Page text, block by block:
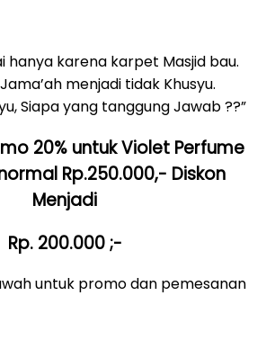
hanya karena karpet Masjid bau.
menjadi tidak Khusyu.
Siapa yang tanggung Jawab ??”
20% untuk Violet Perfume
Rp.250.000,- Diskon
Menjadi
Rp. 200.000 ;-
untuk promo dan pemesanan